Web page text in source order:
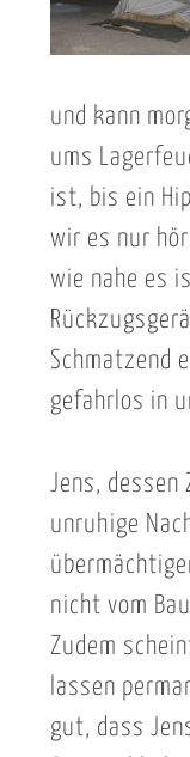
und kann
ums
ist, bis ein
wir es nur
wie nahe es
Schmatzend
gefahrlos in
Jens,
unruhige
nicht vom
Zudem
lassen
gut, dass